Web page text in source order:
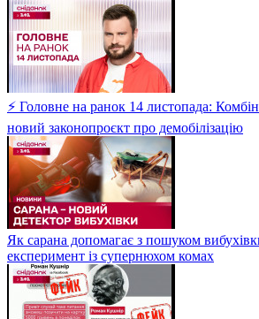
⚡ Головне на ранок 14 листопада:
новий законопроєкт про демобілізацію
Як сарана допомагає з пошуком
експеримент із супернюхом комах